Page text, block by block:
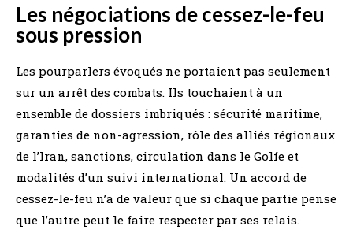
Les négociations de cessez-le-feu
sous pression
Les pourparlers évoqués ne portaient pas seulement
sur un arrêt des combats. Ils touchaient à un
ensemble de dossiers imbriqués : sécurité maritime,
garanties de non-agression, rôle des alliés régionaux
de l’Iran, sanctions, circulation dans le Golfe et
modalités d’un suivi international. Un accord de
cessez-le-feu n’a de valeur que si chaque partie pense
que l’autre peut le faire respecter par ses relais.